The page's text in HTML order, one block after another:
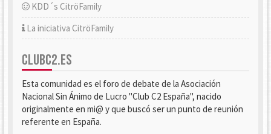
KDD´s CitröFamily
La iniciativa CitröFamily
CLUBC2.ES
Esta comunidad es el foro de debate de la Asociación
Nacional Sin Ánimo de Lucro "Club C2 España", nacido
originalmente en mi@ y que buscó ser un punto de reunión
referente en España.